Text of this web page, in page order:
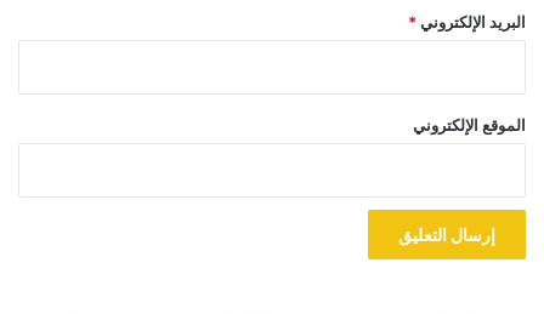
البريد الإلكتروني *
الموقع الإلكتروني